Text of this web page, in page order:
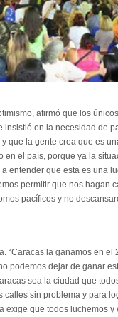
afirmó que los
en la necesidad de
que la gente crea que es
en el país, porque ya la
entender que esta es una
permitir que nos hagan
pacíficos y no
“Caracas la ganamos en el
podemos dejar de ganar
sea la ciudad que
calles sin problema y para
exige que todos luchemos y